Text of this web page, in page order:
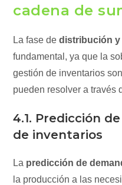
cadena de
La fase dedistribución
fundamental, ya que la
gestión de inventarios
pueden resolver a través
4.1. Predicción
de inventarios
La predicción de
la producción a las